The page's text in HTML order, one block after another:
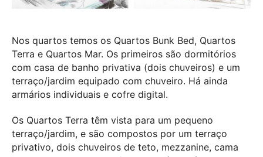
Nos quartos temos os Quartos Bunk Bed, Quartos
Terra e Quartos Mar. Os primeiros são dormitórios
com casa de banho privativa (dois chuveiros) e um
terraço/jardim equipado com chuveiro. Há ainda
armários individuais e cofre digital.
Os Quartos Terra têm vista para um pequeno
terraço/jardim, e são compostos por um terraço
privativo, dois chuveiros de teto, mezzanine, cama